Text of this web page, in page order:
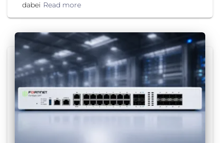
dabei Read more